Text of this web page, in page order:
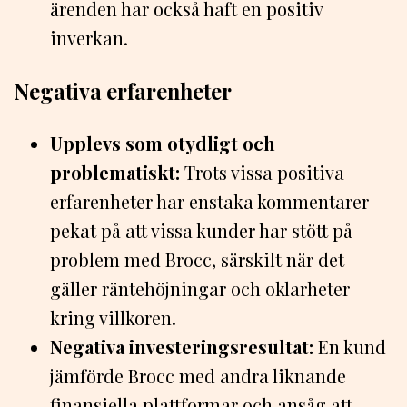
ärenden har också haft en positiv
inverkan.
Negativa erfarenheter
Upplevs som otydligt och
problematiskt: Trots vissa positiva
erfarenheter har enstaka kommentarer
pekat på att vissa kunder har stött på
problem med Brocc, särskilt när det
gäller räntehöjningar och oklarheter
kring villkoren.
Negativa investeringsresultat: En kund
jämförde Brocc med andra liknande